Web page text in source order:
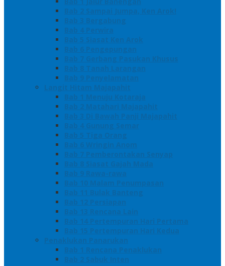
Bab 2 Sampai Jumpa, Ken Arok!
Bab 3 Bergabung
Bab 4 Perwira
Bab 5 Siasat Ken Arok
Bab 6 Pengepungan
Bab 7 Gerbang Pasukan Khusus
Bab 8 Tanah Larangan
Bab 9 Penyelamatan
Langit Hitam Majapahit
Bab 1 Menuju Kotaraja
Bab 2 Matahari Majapahit
Bab 3 Di Bawah Panji Majapahit
Bab 4 Gunung Semar
Bab 5 Tiga Orang
Bab 6 Wringin Anom
Bab 7 Pemberontakan Senyap
Bab 8 Siasat Gajah Mada
Bab 9 Rawa-rawa
Bab 10 Malam Penumpasan
Bab 11 Bulak Banteng
Bab 12 Persiapan
Bab 13 Rencana Lain
Bab 14 Pertempuran Hari Pertama
Bab 15 Pertempuran Hari Kedua
Penaklukan Panarukan
Bab 1 Rencana Penaklukan
Bab 2 Sabuk Inten